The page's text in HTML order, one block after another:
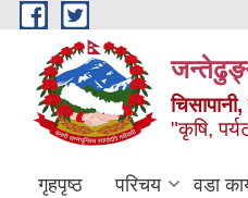
Skip to main content
"कृषि,
गृहपृष्ठ परिचय वडा